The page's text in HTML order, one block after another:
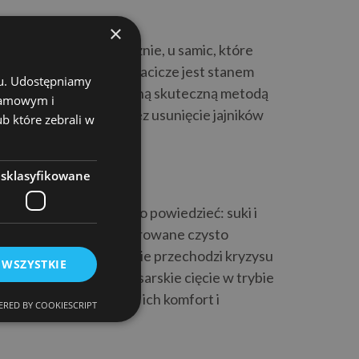
Faktycznie, u samic, które
krótkotrwała. Ropomacicze jest stanem
nerek. Jedyną skuteczną metodą
realizowany poprzez usunięcie jajników
Należy jednak jasno powiedzieć: suki i
rozrodcze są sterowane czysto
potomstwa ani nie przechodzi kryzysu
jak tężyczka czy cesarskie cięcie w trybie
wyrazem troski o ich komfort i
×
Udostępniamy
i
które zebrali w
BY COOKIESCRIPT